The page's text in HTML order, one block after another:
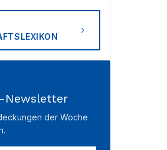
Newsletter
der Woche